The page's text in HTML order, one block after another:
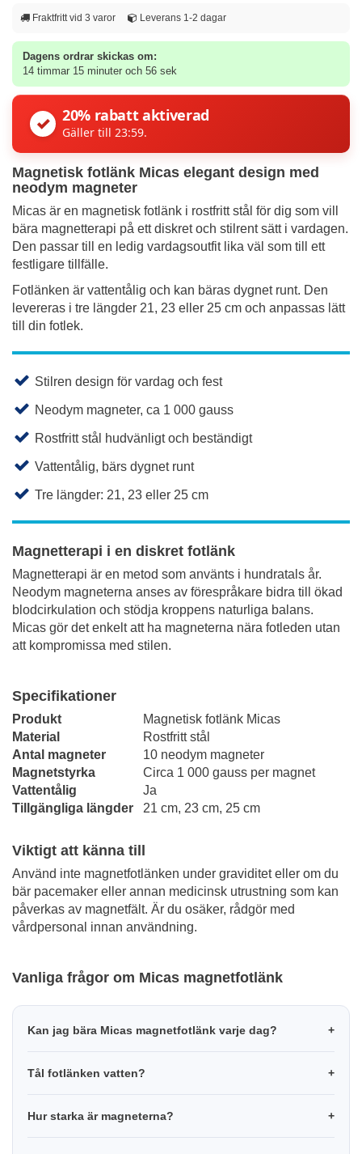
Fraktfritt vid 3 varor Leverans 1-2 dagar
Dagens ordrar skickas om:
14 timmar 15 minuter och 56 sek
✓ 20% rabatt aktiverad
Gäller till 23:59.
Magnetisk fotlänk Micas elegant design med
neodym magneter
Micas är en magnetisk fotlänk i rostfritt stål för dig som vill
bära magnetterapi på ett diskret och stilrent sätt i vardagen.
Den passar till en ledig vardagsoutfit lika väl som till ett
festligare tillfälle.
Fotlänken är vattentålig och kan bäras dygnet runt. Den
levereras i tre längder 21, 23 eller 25 cm och anpassas lätt
till din fotlek.
Stilren design för vardag och fest
Neodym magneter, ca 1 000 gauss
Rostfritt stål hudvänligt och beständigt
Vattentålig, bärs dygnet runt
Tre längder: 21, 23 eller 25 cm
Magnetterapi i en diskret fotlänk
Magnetterapi är en metod som använts i hundratals år.
Neodym magneterna anses av förespråkare bidra till ökad
blodcirkulation och stödja kroppens naturliga balans.
Micas gör det enkelt att ha magneterna nära fotleden utan
att kompromissa med stilen.
Specifikationer
Produkt
Magnetisk fotlänk Micas
Material
Rostfritt stål
Antal magneter
10 neodym magneter
Magnetstyrka
Circa 1 000 gauss per magnet
Vattentålig
Ja
Tillgängliga längder 21 cm, 23 cm, 25 cm
Viktigt att känna till
Använd inte magnetfotlänken under graviditet eller om du
bär pacemaker eller annan medicinsk utrustning som kan
påverkas av magnetfält. Är du osäker, rådgör med
vårdpersonal innan användning.
Vanliga frågor om Micas magnetfotlänk
Kan jag bära Micas magnetfotlänk varje dag?
Tål fotlänken vatten?
Hur starka är magneterna?